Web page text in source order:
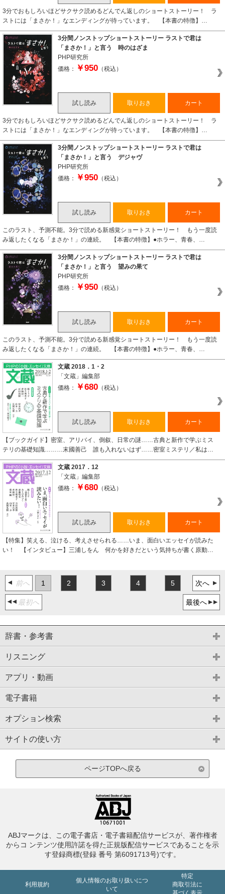
3分でおもしろいほどサクサク読めるどんでん返しのショートストーリー！ ラ
ストには「まさか！」なエンディングが待っています。 【本書の特徴】…
3分間ノンストップショートストーリー ラストで君は
「まさか！」と言う 時のはざま
PHP研究所
価格：
￥950 （税込）
試し読み 取りおき カート
3分でおもしろいほどサクサク読めるどんでん返しのショートストーリー！ ラ
ストには「まさか！」なエンディングが待っています。 【本書の特徴】…
3分間ノンストップショートストーリー ラストで君は
「まさか！」と言う デジャヴ
PHP研究所
価格：
￥950 （税込）
試し読み 取りおき カート
このラスト、予測不能。3分で読める新感覚ショートストーリー！ もう一度読
み返したくなる「まさか！」の連続。 【本書の特徴】●ホラー、青春、…
3分間ノンストップショートストーリー ラストで君は
「まさか！」と言う 望みの果て
PHP研究所
価格：
￥950 （税込）
試し読み 取りおき カート
このラスト、予測不能。3分で読める新感覚ショートストーリー！ もう一度読
み返したくなる「まさか！」の連続。 【本書の特徴】●ホラー、青春、…
文蔵 2018．1・2
「文蔵」編集部
価格：
￥680 （税込）
試し読み 取りおき カート
【ブックガイド】密室、アリバイ、倒叙、日常の謎……古典と新作で学ぶミス
テリの基礎知識………末國善己 誰も入れないはず……密室ミステリ／私は…
文蔵 2017．12
「文蔵」編集部
価格：
￥680 （税込）
試し読み 取りおき カート
【特集】笑える、泣ける、考えさせられる……いま、面白いエッセイが読みた
い！ 【インタビュー】三浦しをん 何かを好きだという気持ちが書く原動…
最初へ
前へ 1 2 3 4 5 次へ
最後へ
辞書・参考書
リスニング
アプリ・動画
電子書籍
オプション検索
サイトの使い方
ページTOPへ戻る
ABJマークは、この電子書店・電子書籍配信サービスが、著作権者
からコ ンテンツ使用許諾を得た正規版配信サービスであることを示
す登録商標(登録 番号 第6091713号)です。
利用規約
個人情報のお取り扱いにつ
いて
特定
商取引法に